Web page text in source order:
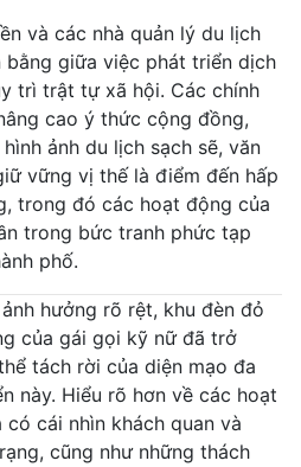
và các nhà quản lý du lịch
giữa việc phát triển dịch
trì trật tự xã hội. Các chính
cao ý thức cộng đồng,
ảnh du lịch sạch sẽ, văn
vững vị thế là điểm đến hấp
trong đó các hoạt động của
trong bức tranh phức tạp
phố.
hưởng rõ rệt, khu đèn đỏ
của gái gọi kỹ nữ đã trở
tách rời của diện mạo đa
này. Hiểu rõ hơn về các hoạt
cái nhìn khách quan và
cũng như những thách